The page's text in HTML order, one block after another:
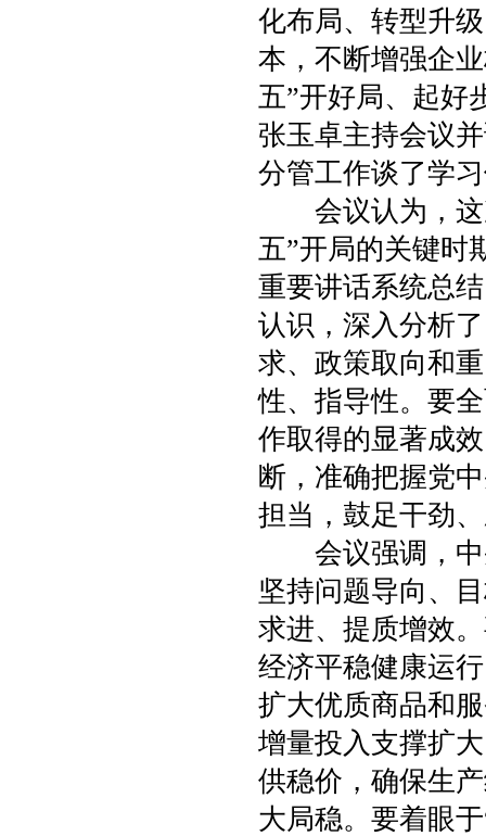
化布局、转型升
本，不断增强企
五”开好局、起好
张玉卓主持会议
分管工作谈了学
会议认为，这
五”开局的关键时
重要讲话系统总
认识，深入分析
求、政策取向和
性、指导性。要
作取得的显著成
断，准确把握党
担当，鼓足干劲
会议强调，中
坚持问题导向、
求进、提质增效
经济平稳健康运
扩大优质商品和
增量投入支撑扩
供稳价，确保生
大局稳。要着眼